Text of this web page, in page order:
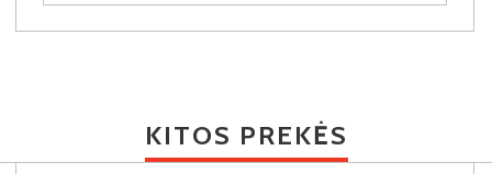
KITOS PREKĖS